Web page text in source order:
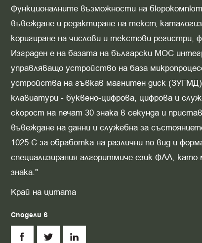
Функционалните възможности на
въвеждане и редактиране на текст,
коригиране на числови и текстови
Изграден е на базата на български МОС
управляващо устройство на база
устройства на гъвкав магнитен диск
клавиатури - буквено-цифрова, цифрова и
скорост на печат 30 знака в секунда и
въвеждане на данни и служебна за
1025 С за обработка на различни по вид и
специализирания алгоритмиче език ФАЛ,
знака."
Край на цитата
Сподели в